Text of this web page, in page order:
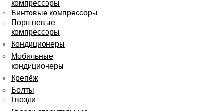
компрессоры
Винтовые компрессоры
Поршневые
компрессоры
Кондиционеры
Мобильные
кондиционеры
Крепёж
Болты
Гвозди